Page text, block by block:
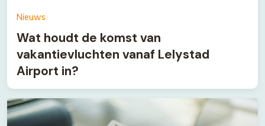
Nieuws
Wat houdt de komst van
vakantievluchten vanaf Lelystad
Airport in?